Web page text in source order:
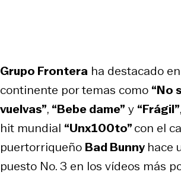
Grupo Frontera ha destacado
continente por temas como “No
vuelvas”, “Bebe dame” y “Frágil”
hit mundial “Unx100to”con el
puertorriqueño Bad Bunny hace
puesto No. 3 en los vídeos más